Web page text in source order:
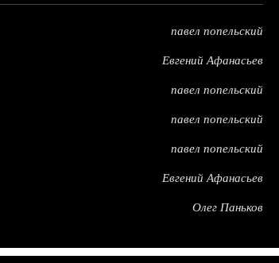
павел попельский
Евгений Афанасьев
павел попельский
павел попельский
павел попельский
Евгений Афанасьев
Олег Паньков